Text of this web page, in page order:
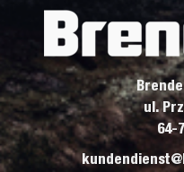
ul.
64-